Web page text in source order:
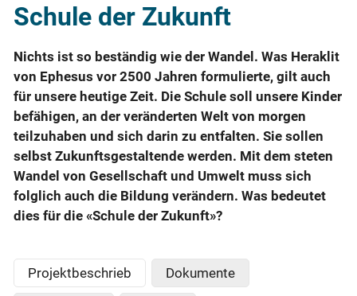
Schule der Zukunft
Nichts ist so beständig wie der Wandel. Was Heraklit
von Ephesus vor 2500 Jahren formulierte, gilt auch
für unsere heutige Zeit. Die Schule soll unsere Kinder
befähigen, an der veränderten Welt von morgen
teilzuhaben und sich darin zu entfalten. Sie sollen
selbst Zukunftsgestaltende werden. Mit dem steten
Wandel von Gesellschaft und Umwelt muss sich
folglich auch die Bildung verändern. Was bedeutet
dies für die «Schule der Zukunft»?
Projektbeschrieb Dokumente